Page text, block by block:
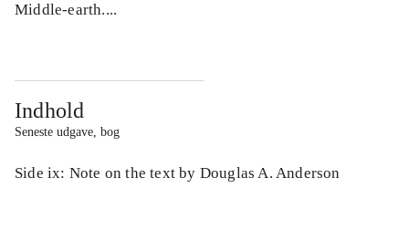
Middle-earth....
Indhold
Seneste udgave, bog
Side ix: Note on the text by Douglas A. Anderson